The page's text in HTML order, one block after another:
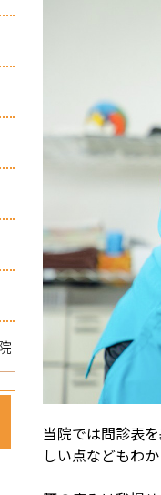
当院では問診表
しい点などもわ